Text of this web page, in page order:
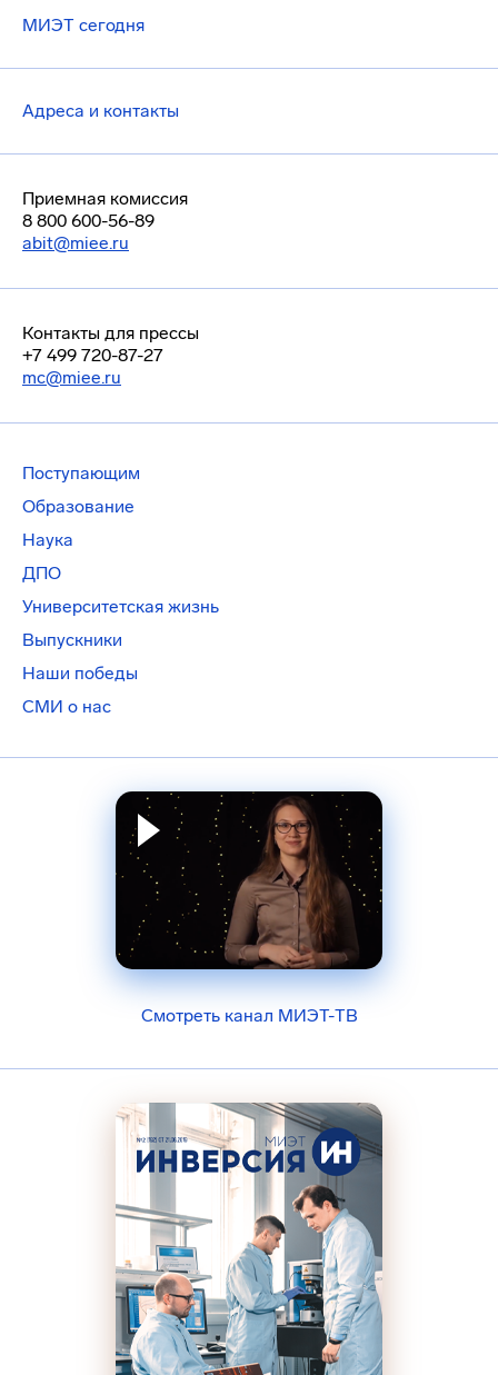
МИЭТ сегодня
Адреса и контакты
Приемная комиссия
8 800 600-56-89
abit@miee.ru
Контакты для прессы
+7 499 720-87-27
mc@miee.ru
Поступающим
Образование
Наука
ДПО
Университетская жизнь
Выпускники
Наши победы
СМИ о нас
Смотреть канал МИЭТ-ТВ